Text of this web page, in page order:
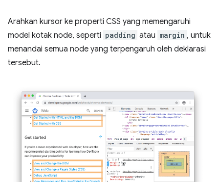
Arahkan kursor ke properti CSS yang memengaruhi
model kotak node, seperti padding atau margin , untuk
menandai semua node yang terpengaruh oleh deklarasi
tersebut.